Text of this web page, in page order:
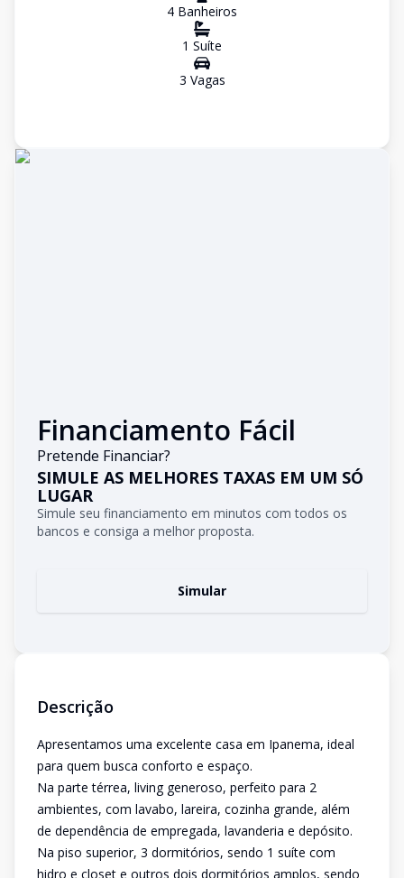
4 Banheiros
1 Suíte
3 Vagas
Financiamento Fácil
Pretende Financiar?
SIMULE AS MELHORES TAXAS EM UM SÓ
LUGAR
Simule seu financiamento em minutos com todos os
bancos e consiga a melhor proposta.
Simular
Descrição
Apresentamos uma excelente casa em Ipanema, ideal
para quem busca conforto e espaço.
Na parte térrea, living generoso, perfeito para 2
ambientes, com lavabo, lareira, cozinha grande, além
de dependência de empregada, lavanderia e depósito.
Na piso superior, 3 dormitórios, sendo 1 suíte com
hidro e closet e outros dois dormitórios amplos, sendo